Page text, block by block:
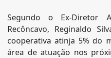
Segundo o Ex-Diretor
Recôncavo, Reginaldo
cooperativa atinja 5% do
área de atuação nos